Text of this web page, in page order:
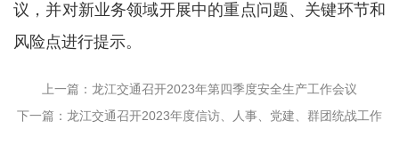
议，并对新业务领域开展中的重点问题、关键环节和
风险点进行提示。
上一篇：龙江交通召开2023年第四季度安全生产工作会议
下一篇：龙江交通召开2023年度信访、人事、党建、群团统战工作